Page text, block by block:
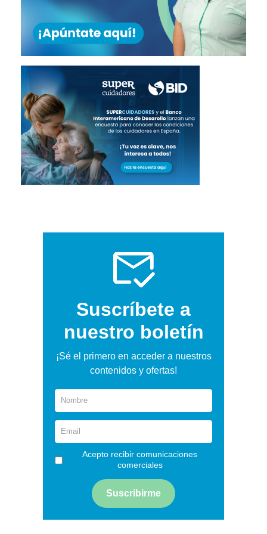
Suscríbete a
nuestro boletín
¡Sé el primero en acceder a nuestros
contenidos y ofertas!
Acepto recibir comunicaciones
comerciales